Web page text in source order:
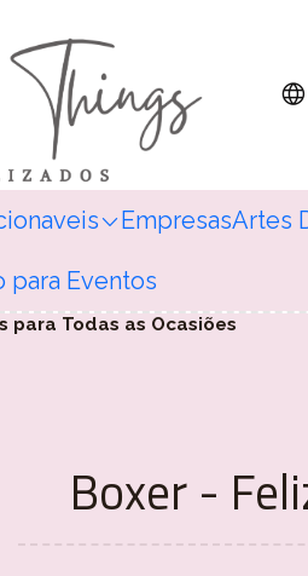
EmpresasArtes
para Eventos
para Todas as Ocasiões
Boxer -